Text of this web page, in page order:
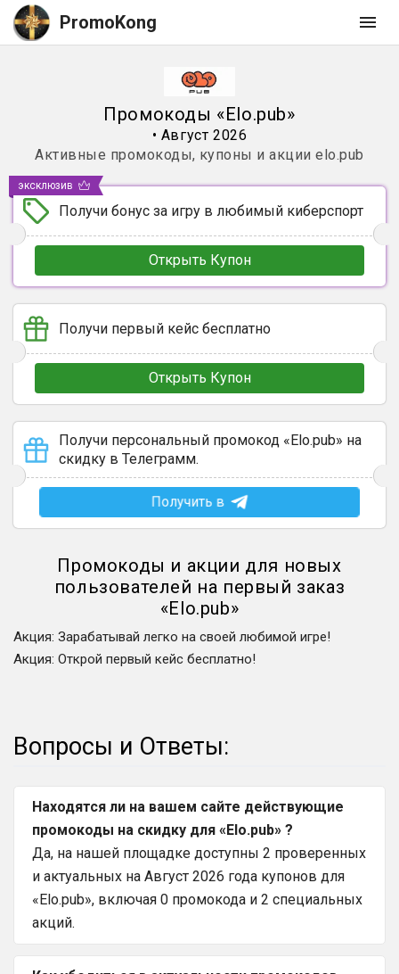
PromoKong
Промокоды «Elo.pub»
• Август 2026
Активные промокоды, купоны и акции elo.pub
Получи бонус за игру в любимый киберспорт
Открыть Купон
эксклюзив
Получи первый кейс бесплатно
Открыть Купон
Получи персональный промокод «Elo.pub» на
скидку в Телеграмм.
Получить в
Промокоды и акции для новых
пользователей на первый заказ
«Elo.pub»
Акция: Зарабатывай легко на своей любимой игре!
Акция: Открой первый кейс бесплатно!
Вопросы и Ответы:
Находятся ли на вашем сайте действующие
промокоды на скидку для «Elo.pub» ?
Да, на нашей площадке доступны 2 проверенных
и актуальных на Август 2026 года купонов для
«Elo.pub», включая 0 промокода и 2 специальных
акций.